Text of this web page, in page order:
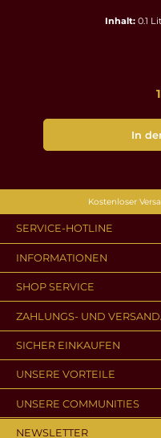
Inhalt: 0.1
In
Kostenloser
SERVICE-HOTLINE
INFORMATIONEN
SHOP SERVICE
ZAHLUNGS- UND
SICHER EINKAUFEN
UNSERE VORTEILE
UNSERE COMMUNITIES
NEWSLETTER